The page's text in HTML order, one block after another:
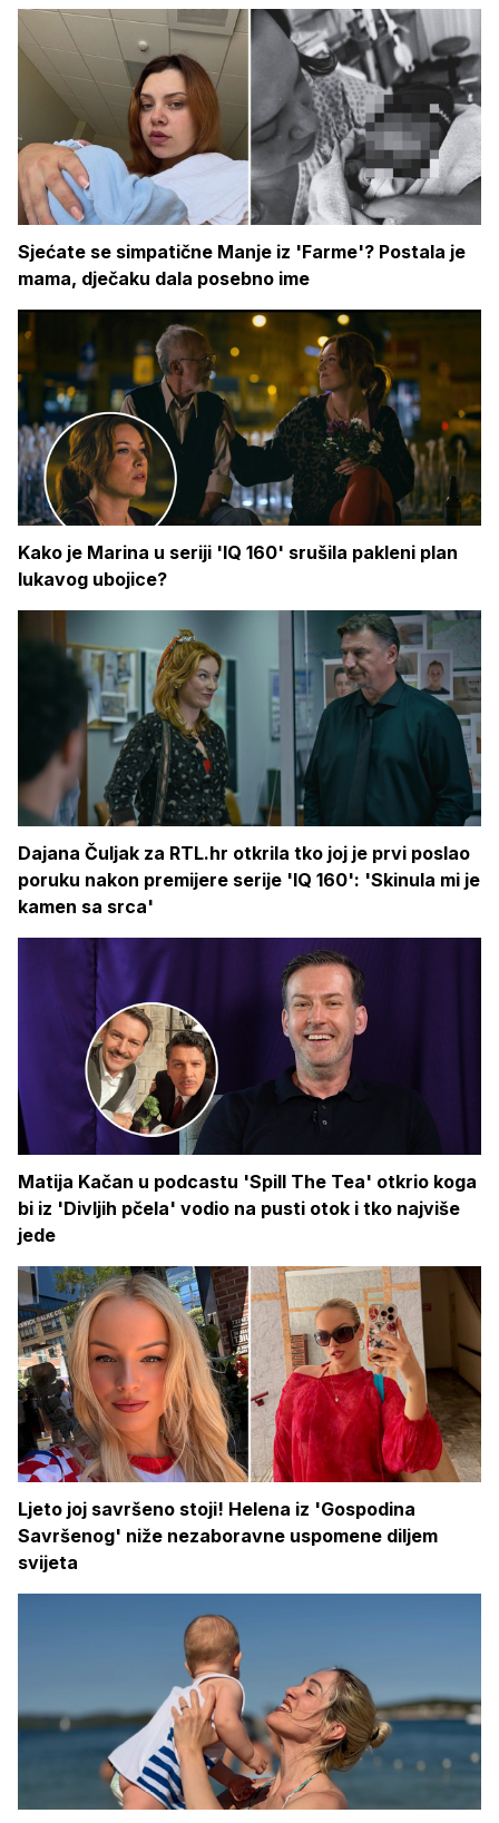
Sjećate se simpatične Manje iz 'Farme'? Postala je
mama, dječaku dala posebno ime
Kako je Marina u seriji 'IQ 160' srušila pakleni plan
lukavog ubojice?
Dajana Čuljak za RTL.hr otkrila tko joj je prvi poslao
poruku nakon premijere serije 'IQ 160': 'Skinula mi je
kamen sa srca'
Matija Kačan u podcastu 'Spill The Tea' otkrio koga
bi iz 'Divljih pčela' vodio na pusti otok i tko najviše
jede
Ljeto joj savršeno stoji! Helena iz 'Gospodina
Savršenog' niže nezaboravne uspomene diljem
svijeta